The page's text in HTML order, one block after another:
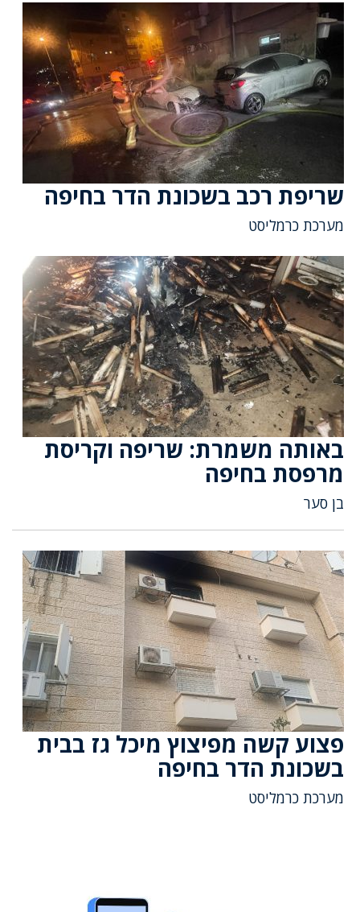
שריפת רכב בשכונת הדר בחיפה
מערכת כרמליסט
באותה משמרת: שריפה וקריסת
מרפסת בחיפה
בן סער
פצוע קשה מפיצוץ מיכל גז בבית
בשכונת הדר בחיפה
מערכת כרמליסט